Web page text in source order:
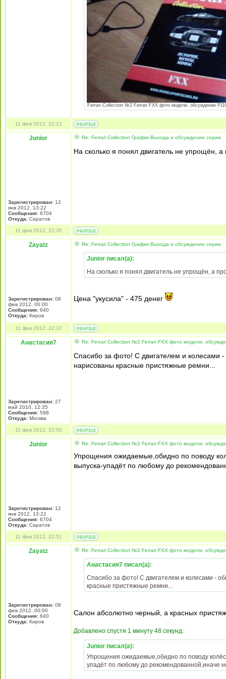
Ferrari Collection №2 Ferrari FXX фото модели, обсуждение
11 фев 2012, 22:21
Junior
Зарегистрирован: 12
янв 2012, 13:22
Сообщения: 6704
Откуда: Cаратов
Re: Ferrari Collection График Выхода и обсуждение серии
На сколько я понял двигатель не упрощён,
11 фев 2012, 22:35
Zayatz
Зарегистрирован: 08
фев 2012, 00:00
Сообщения: 640
Откуда: Киров
Re: Ferrari Collection График Выхода и обсуждение серии
Junior писал(а):
На сколько я понял двигатель не упрощён, а
Цена "укусила" - 475 денег
11 фев 2012, 22:37
Анастасия7
Зарегистрирован: 27
май 2010, 12:35
Сообщения: 598
Откуда: Москва
Re: Ferrari Collection №2 Ferrari FXX фото модели,
Спасибо за фото! С двигателем и колесами
нарисованы красные пристяжные ремни...
11 фев 2012, 22:50
Junior
Зарегистрирован: 12
янв 2012, 13:22
Сообщения: 6704
Откуда: Cаратов
Re: Ferrari Collection №2 Ferrari FXX фото модели,
Упрощения ожидаемые,обидно по поводу
выпуска-упадёт по любому до
11 фев 2012, 22:51
Zayatz
Зарегистрирован: 08
фев 2012, 00:00
Сообщения: 640
Откуда: Киров
Re: Ferrari Collection №2 Ferrari FXX фото модели,
Анастасия7 писал(а):
Спасибо за фото! С двигателем и колесами -
красные пристяжные ремни...
Салон абсолютно черный, а красных
Добавлено спустя 1 минуту 48 секунд:
Junior писал(а):
Упрощения ожидаемые,обидно по поводу
упадёт по любому до рекомендованной,иначе